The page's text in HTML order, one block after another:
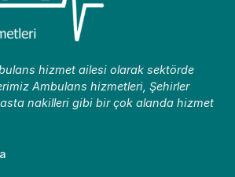
hizmet ailesi olarak sektörde
Ambulans hizmetleri, Şehirler
nakilleri gibi bir çok alanda hizmet